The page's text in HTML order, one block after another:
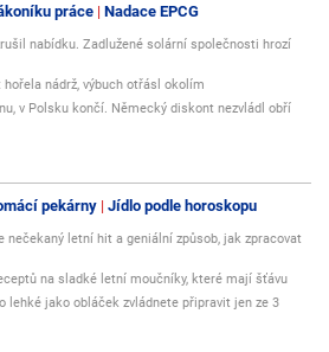
práce Nadace EPCG
nabídku. Zadlužené solární společnosti hrozí
nádrž, výbuch otřásl okolím
v Polsku končí. Německý diskont nezvládl obří
pekárny Jídlo podle horoskopu
nečekaný letní hit a geniální způsob, jak zpracovat
na sladké letní moučníky, které mají šťávu
lehké jako obláček zvládnete připravit jen ze 3